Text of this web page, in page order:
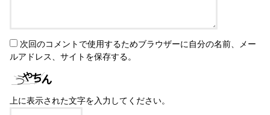
次回のコメントで使用するためブラウザーに自分の名前、メー
ルアドレス、サイトを保存する。
上に表示された文字を入力してください。